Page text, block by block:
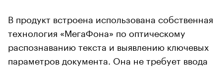
В продукт встроена использована собственная
технология «МегаФона» по оптическому
распознаванию текста и выявлению ключевых
параметров документа. Она не требует ввода